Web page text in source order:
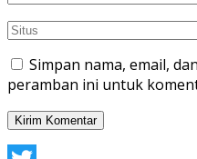
Simpan nama, email,
peramban ini untuk